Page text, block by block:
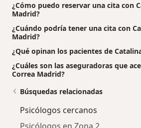
¿Cómo puedo reservar una cita con
Madrid?
¿Cuándo podría tener una cita con
Madrid?
¿Qué opinan los pacientes de
¿Cuáles son las aseguradoras que
Correa Madrid?
Búsquedas relacionadas
Psicólogos cercanos